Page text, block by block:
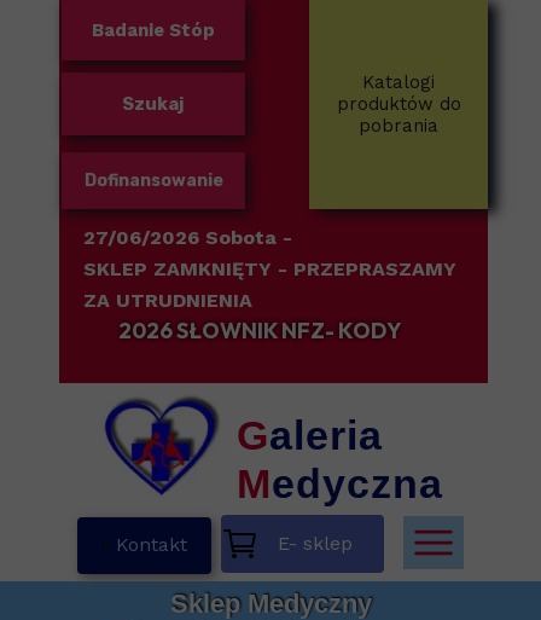
Kontakt
27/06/2026 Sobota -
SKLEP ZAMKNIĘTY - PRZEPRASZAMY
ZA UTRUDNIENIA
Galeria
Medyczna
Sklep Medyczny
E- sklep
Katalogi
produktów do
pobrania
2026 SŁOWNIK NFZ- KODY
Badanie Stóp
Szukaj
Dofinansowanie